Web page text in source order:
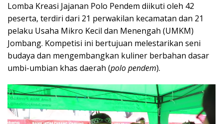
Lomba Kreasi Jajanan Polo Pendem diikuti oleh 42
peserta, terdiri dari 21 perwakilan kecamatan dan 21
pelaku Usaha Mikro Kecil dan Menengah (UMKM)
Jombang. Kompetisi ini bertujuan melestarikan seni
budaya dan mengembangkan kuliner berbahan dasar
umbi-umbian khas daerah (polo pendem).